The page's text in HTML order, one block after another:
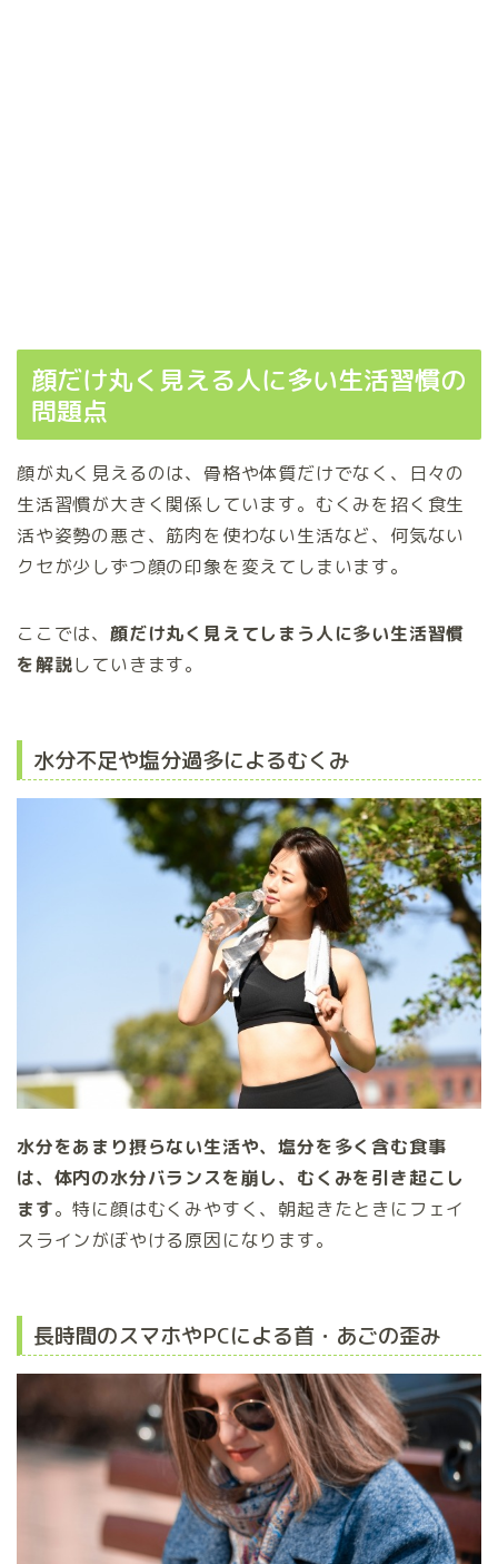
顔だけ丸く見える人に多い生活習慣の
問題点
顔が丸く見えるのは、骨格や体質だけでなく、日々の
生活習慣が大きく関係しています。むくみを招く食生
活や姿勢の悪さ、筋肉を使わない生活など、何気ない
クセが少しずつ顔の印象を変えてしまいます。
ここでは、 顔だけ丸く見えてしまう人に多い生活習慣
を解説していきます。
水分不足や塩分過多によるむくみ
水分をあまり摂らない生活や、塩分を多く含む食事
は、体内の水分バランスを崩し、むくみを引き起こし
ます。特に顔はむくみやすく、朝起きたときにフェイ
スラインがぼやける原因になります。
長時間のスマホやPCによる首・あごの歪み